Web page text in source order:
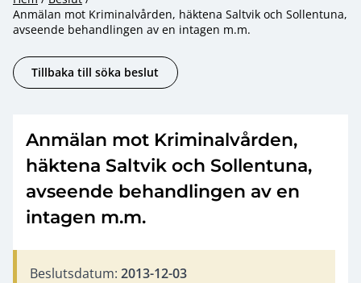
Anmälan mot Kriminalvården, häktena Saltvik och Sollentuna,
avseende behandlingen av en intagen m.m.
Tillbaka till söka beslut
Anmälan mot Kriminalvården,
häktena Saltvik och Sollentuna,
avseende behandlingen av en
intagen m.m.
Beslutsdatum: 2013-12-03